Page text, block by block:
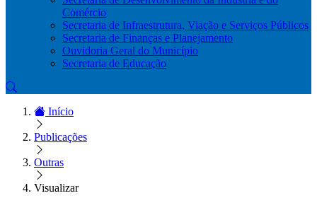
Comércio
Secretaria de Infraestrutura, Viação e Serviços Públicos
Secretaria de Finanças e Planejamento
Ouvidoria Geral do Município
Secretaria de Educação
Início
Publicações
Outras
Visualizar